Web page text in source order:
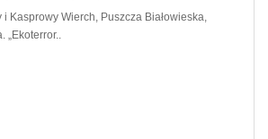
i Kasprowy Wierch, Puszcza Białowieska,
„Ekoterror..